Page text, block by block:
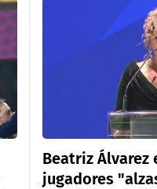
Beatriz Álvarez
jugadores